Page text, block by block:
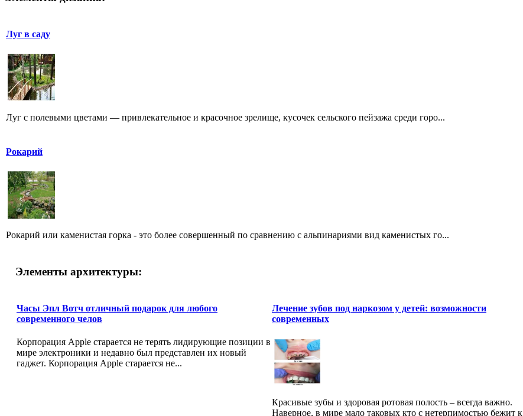
Луг в саду
Луг с полевыми цветами — привлекательное и красочное зрелище, кусочек сельского пейзажа среди горо...
Рокарий
Рокарий или каменистая горка - это более совершенный по сравнению с альпинариями вид каменистых го...
Элементы архитектуры:
Часы Эпл Вотч отличный подарок для любого
современного челов
Корпорация Apple старается не терять лидирующие позиции в
мире электроники и недавно был представлен их новый
гаджет. Корпорация Apple старается не...
Лечение зубов под наркозом у детей: возможности
современных
Красивые зубы и здоровая ротовая полость – всегда важно.
Наверное, в мире мало таковых кто с нетерпимостью бежит к